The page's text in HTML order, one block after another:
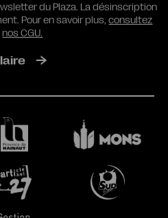
RGPDdu Plaza. La désinscription
Pour en savoir plus,consultez
nos CGU.